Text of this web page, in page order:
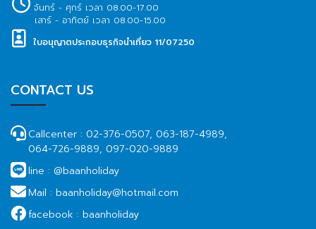
จันทร์ - ศุกร์ เวลา 08.00-17.00
เสาร์ - อาทิตย์ เวลา 08.00-15.00
ใบอนุญาตประกอบธุรกิจนำเที่ยว 11/07250
CONTACT US
Callcenter : 02-376-0507, 063-187-4989,
064-726-9889, 097-020-9889
line : @baanholiday
Mail : baanholiday@hotmail.com
facebook : baanholiday